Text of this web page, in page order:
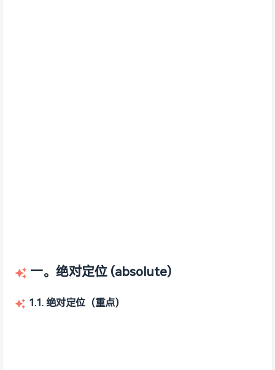
一。绝对定位 (absolute)
1.1. 绝对定位（重点）